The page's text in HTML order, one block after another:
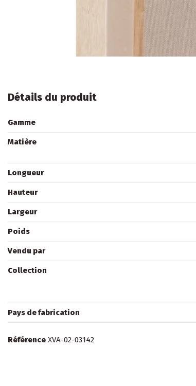
Détails du produit
Gamme
Matière
Longueur
Hauteur
Largeur
Poids
Vendu par
Collection
Pays de fabrication
Référence XVA-02-03142